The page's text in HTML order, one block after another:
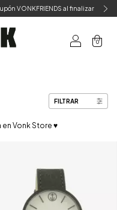
VONKFRIENDS al finalizar
0
FILTRAR
Vonk Store ♥